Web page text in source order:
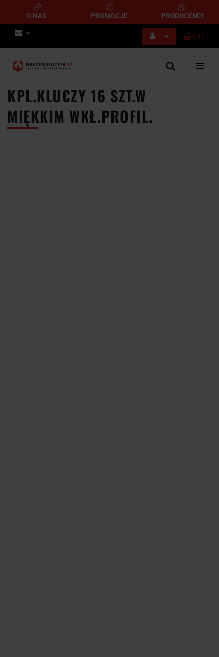
O NAS PROMOCJE PRODUCENCI
( 0 )
KPL.KLUCZY 16 SZT.W
MIĘKKIM WKŁ.PROFIL.